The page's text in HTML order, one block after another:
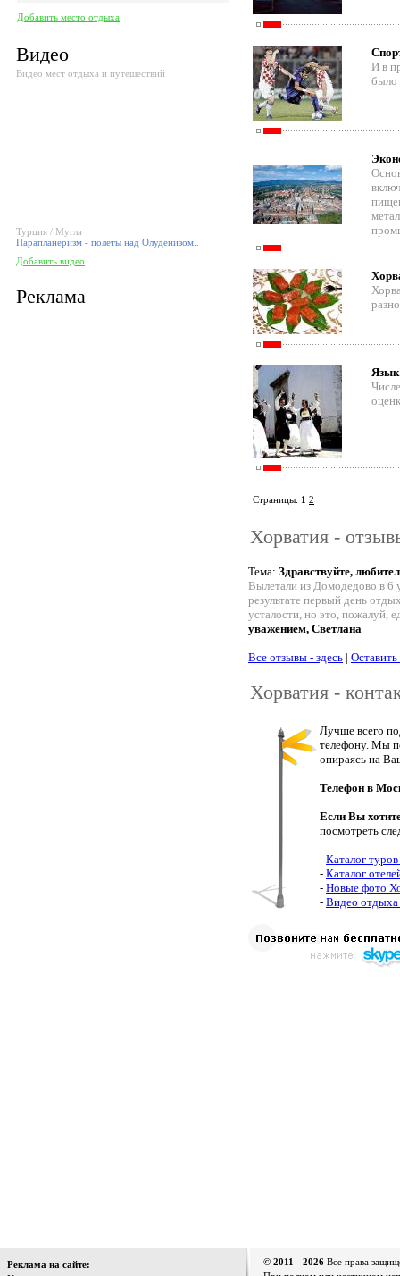
Добавить место отдыха
Видео
Видео мест отдыха и путешествий
Турция / Мугла
Парапланеризм - полеты над Олуденизом..
Добавить видео
Реклама
И в
было
Язык
Страницы: 1 2
Хорватия -
Тема: Здравствуйте,
Вылетали из Домодедово в 6
результате первый день
усталости, но это, пожалуй,
уважением, Светлана
Все отзывы - здесь |
Хорватия -
Лучше всего
телефону. Мы
опираясь на
Телефон в
Если Вы
посмотреть
- Каталог
- Каталог
- Новые фото
- Видео отдыха
Реклама на сайте:
© 2011 - 2026 Все права